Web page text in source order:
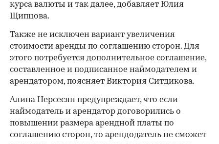
курса валюты и так далее, добавляет Юлия
Щипцова.
Также не исключен вариант увеличения
стоимости аренды по соглашению сторон. Для
этого потребуется дополнительное соглашение,
составленное и подписанное наймодателем и
арендатором, поясняет Виктория Ситдикова.
Алина Нерсесян предупреждает, что если
наймодатель и арендатор договорились о
повышении размера арендной платы по
соглашению сторон, то арендодатель не сможет